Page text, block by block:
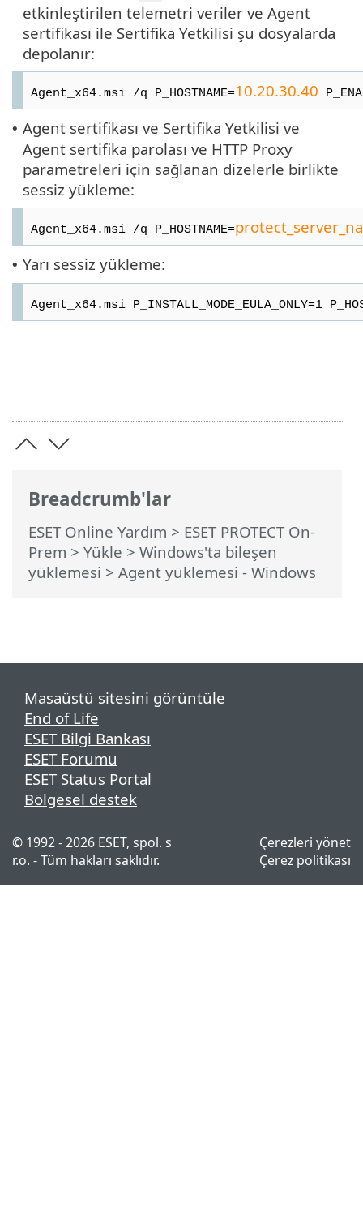
Breadcrumb'lar
ESET Online Yardım > ESET PROTECT On-
Prem > Yükle > Windows'ta bileşen
yüklemesi > Agent yüklemesi - Windows
etkinleştirilen telemetri veriler ve Agent
sertifikası ile Sertifika Yetkilisi şu dosyalarda
depolanır:
Agent_x64.msi /q P_HOSTNAME=10.20.30.40
• Agent sertifikası ve Sertifika Yetkilisi ve
Agent sertifika parolası ve HTTP Proxy
parametreleri için sağlanan dizelerle birlikte
sessiz yükleme:
Agent_x64.msi /q P_HOSTNAME=
• Yarı sessiz yükleme:
Agent_x64.msi P_INSTALL_MODE_EULA_ONLY=1
Masaüstü sitesini görüntüle
End of Life
ESET Bilgi Bankası
ESET Forumu
ESET Status Portal
Bölgesel destek
© 1992 - 2026 ESET, spol. s
r.o. - Tüm hakları saklıdır.
Çerezleri yönet
Çerez politikası